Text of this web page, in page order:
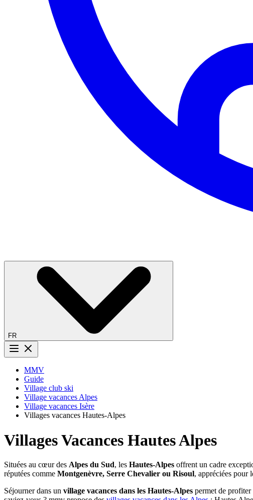
FR
Bouton menu
MMV
Guide
Village club ski
Village vacances Alpes
Village vacances Isère
Villages vacances Hautes-Alpes
Villages Vacances Hautes Alpes
Situées au cœur des Alpes du Sud, les Hautes-Alpes offrent un cadre
réputées comme Montgenèvre, Serre Chevalier ou Risoul, appréciées pour
Séjourner dans un village vacances dans les Hautes-Alpes permet de profiter